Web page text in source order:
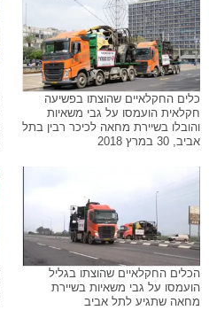
כלים החקלאיים שהוצתו בפשיעה
חקלאית הועמסו על גבי משאיות
והובלו בשיירת מחאה לכיכר רבין בתל
אביב, 30 במרץ 2018
הכלים החקלאיים שהוצתו בגליל
הועמסו על גבי משאיות בשיירת
מחאה שתגיע לתל אביב